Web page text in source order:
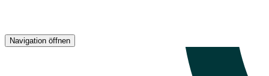
Navigation öffnen